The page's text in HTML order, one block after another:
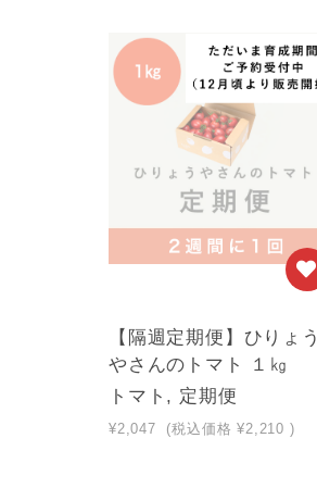
【隔週定期便】ひりょう
やさんのトマト １㎏
トマト, 定期便
¥2,047 (税込価格 ¥2,210 )